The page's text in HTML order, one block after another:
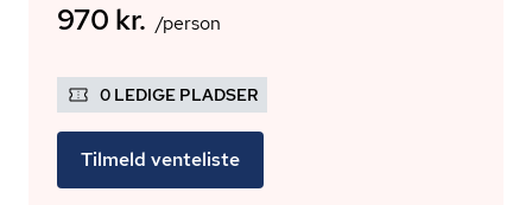
970 kr. /person
0 LEDIGE PLADSER
Tilmeld venteliste